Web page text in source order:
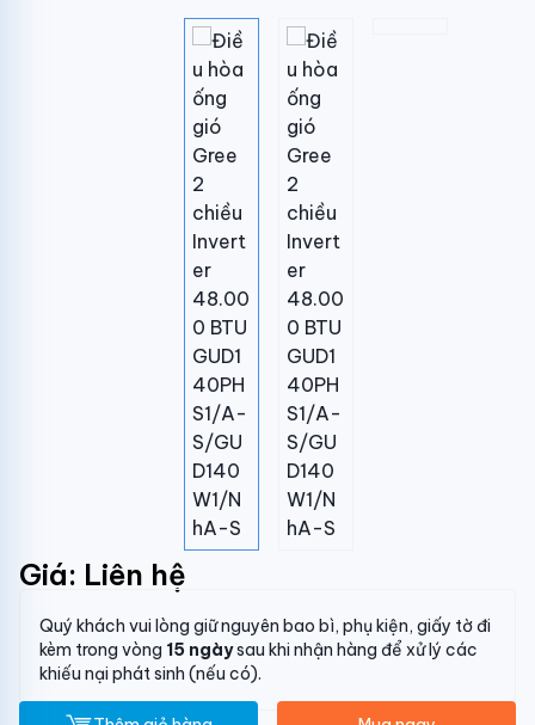
Giá: Liên hệ
Quý khách vui lòng giữ nguyên bao bì, phụ kiện, giấy tờ đi
kèm trong vòng 15 ngàysau khi nhận hàng để xử lý các
khiếu nại phát sinh (nếu có).